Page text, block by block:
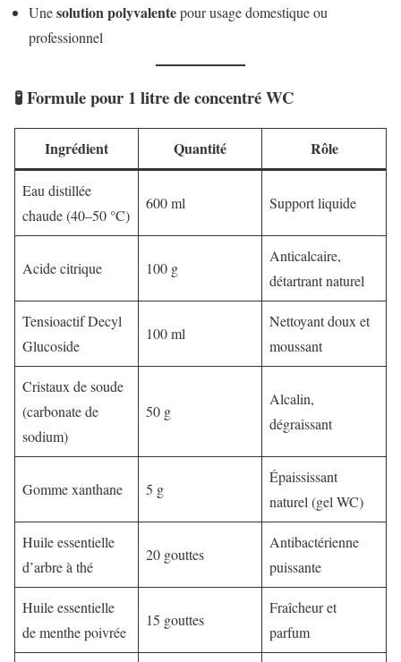
Unesolution polyvalentepour usage domestique ou
professionnel
🧪 Formule pour 1 litre de concentré WC
Ingrédient Quantité Rôle
Eau distillée
chaude (40–50 °C)
600 ml Support liquide
Acide citrique 100 g
Anticalcaire,
détartrant naturel
Tensioactif Decyl
Glucoside
100 ml
Nettoyant doux et
moussant
Cristaux de soude
(carbonate de
sodium)
50 g
Alcalin,
dégraissant
Gomme xanthane 5 g
Épaississant
naturel (gel WC)
Huile essentielle
d’arbre à thé
20 gouttes
Antibactérienne
puissante
Huile essentielle
de menthe poivrée
15 gouttes
Fraîcheur et
parfum